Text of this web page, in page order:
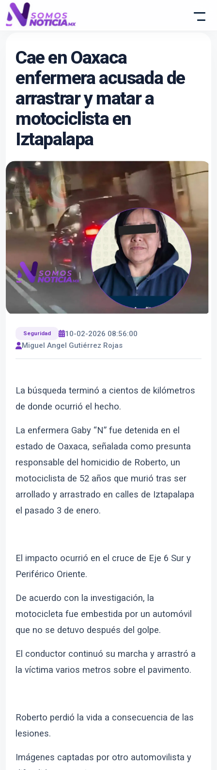
Cae en Oaxaca
enfermera acusada de
arrastrar y matar a
motociclista en
Iztapalapa
Seguridad
10-02-2026 08:56:00
Miguel Angel Gutiérrez Rojas
La búsqueda terminó a cientos de kilómetros
de donde ocurrió el hecho.
La enfermera Gaby “N” fue detenida en el
estado de Oaxaca, señalada como presunta
responsable del homicidio de Roberto, un
motociclista de 52 años que murió tras ser
arrollado y arrastrado en calles de Iztapalapa
el pasado 3 de enero.
El impacto ocurrió en el cruce de Eje 6 Sur y
Periférico Oriente.
De acuerdo con la investigación, la
motocicleta fue embestida por un automóvil
que no se detuvo después del golpe.
El conductor continuó su marcha y arrastró a
la víctima varios metros sobre el pavimento.
Roberto perdió la vida a consecuencia de las
lesiones.
Imágenes captadas por otro automovilista y